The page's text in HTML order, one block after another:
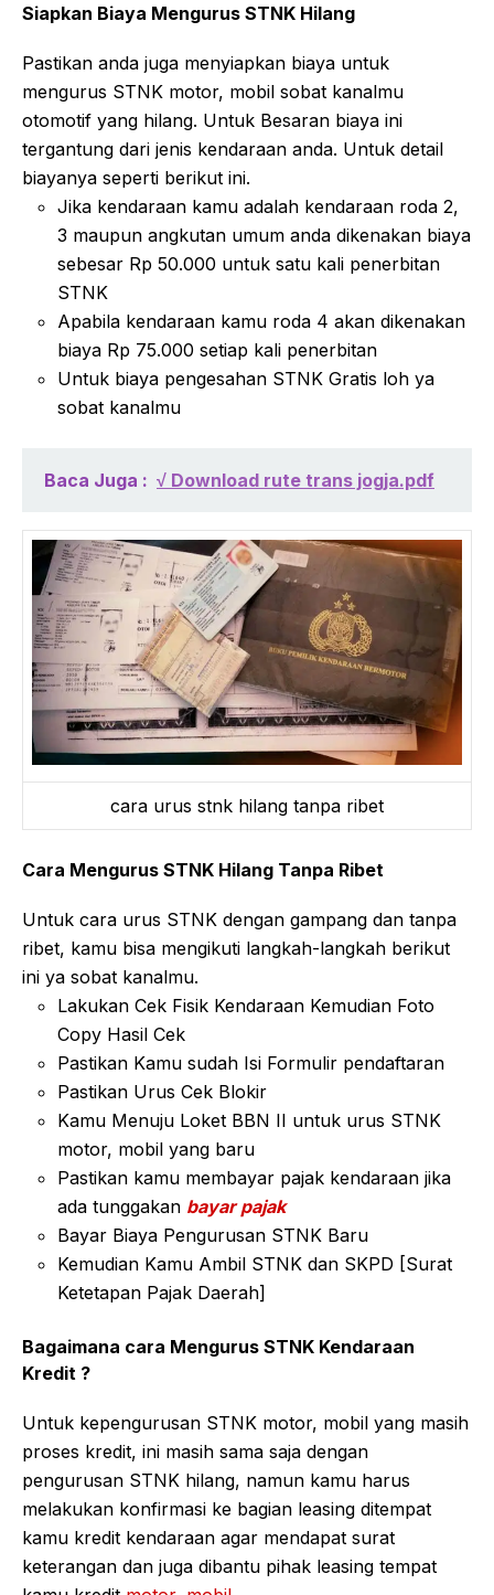
Siapkan Biaya Mengurus STNK Hilang
Pastikan anda juga menyiapkan biaya untuk
mengurus STNK motor, mobil sobat kanalmu
otomotif yang hilang. Untuk Besaran biaya ini
tergantung dari jenis kendaraan anda. Untuk detail
biayanya seperti berikut ini.
Jika kendaraan kamu adalah kendaraan roda 2,
3 maupun angkutan umum anda dikenakan biaya
sebesar Rp 50.000 untuk satu kali penerbitan
STNK
Apabila kendaraan kamu roda 4 akan dikenakan
biaya Rp 75.000 setiap kali penerbitan
Untuk biaya pengesahan STNK Gratis loh ya
sobat kanalmu
Baca Juga : √ Download rute trans jogja.pdf
cara urus stnk hilang tanpa ribet
Cara Mengurus STNK Hilang Tanpa Ribet
Untuk cara urus STNK dengan gampang dan tanpa
ribet, kamu bisa mengikuti langkah-langkah berikut
ini ya sobat kanalmu.
Lakukan Cek Fisik Kendaraan Kemudian Foto
Copy Hasil Cek
Pastikan Kamu sudah Isi Formulir pendaftaran
Pastikan Urus Cek Blokir
Kamu Menuju Loket BBN II untuk urus STNK
motor, mobil yang baru
Pastikan kamu membayar pajak kendaraan jika
ada tunggakan bayar pajak
Bayar Biaya Pengurusan STNK Baru
Kemudian Kamu Ambil STNK dan SKPD [Surat
Ketetapan Pajak Daerah]
Bagaimana cara Mengurus STNK Kendaraan
Kredit ?
Untuk kepengurusan STNK motor, mobil yang masih
proses kredit, ini masih sama saja dengan
pengurusan STNK hilang, namun kamu harus
melakukan konfirmasi ke bagian leasing ditempat
kamu kredit kendaraan agar mendapat surat
keterangan dan juga dibantu pihak leasing tempat